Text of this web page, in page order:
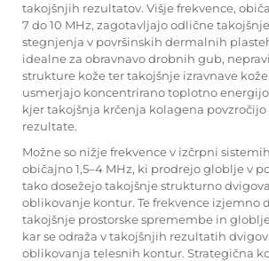
takojšnjih rezultatov. Višje frekvence,
7 do 10 MHz, zagotavljajo odlične
stegnjenja v površinskih dermalnih
idealne za obravnavo drobnih gub,
strukture kože ter takojšnje izravnave
usmerjajo koncentrirano toplotno
kjer takojšnja krčenja kolagena
rezultate.
Možne so nižje frekvence v izčrpni
običajno 1,5–4 MHz, ki prodrejo globlje v
tako dosežejo takojšnje strukturno
oblikovanje kontur. Te frekvence izjemno
takojšnje prostorske spremembe in
kar se odraža v takojšnjih rezultatih
oblikovanja telesnih kontur. Strategična